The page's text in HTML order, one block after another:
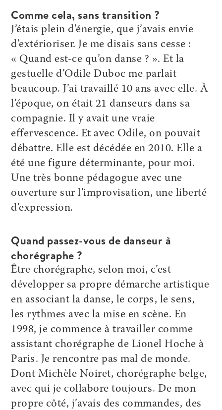
Comme cela, sans transition ?
J’étais plein d’énergie, que j’avais envie
d’extérioriser. Je me disais sans cesse :
« Quand est-ce qu’on danse ? ». Et la
gestuelle d’Odile Duboc me parlait
beaucoup. J’ai travaillé 10 ans avec elle. À
l’époque, on était 21 danseurs dans sa
compagnie. Il y avait une vraie
effervescence. Et avec Odile, on pouvait
débattre. Elle est décédée en 2010. Elle a
été une figure déterminante, pour moi.
Une très bonne pédagogue avec une
ouverture sur l’improvisation, une liberté
d’expression.
Quand passez-vous de danseur à
chorégraphe ?
Être chorégraphe, selon moi, c’est
développer sa propre démarche artistique
en associant la danse, le corps, le sens,
les rythmes avec la mise en scène. En
1998, je commence à travailler comme
assistant chorégraphe de Lionel Hoche à
Paris. Je rencontre pas mal de monde.
Dont Michèle Noiret, chorégraphe belge,
avec qui je collabore toujours. De mon
propre côté, j’avais des commandes, des